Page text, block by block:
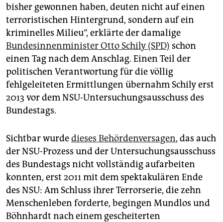
bisher gewonnen haben, deuten nicht auf einen
terroristischen Hintergrund, sondern auf ein
kriminelles Milieu“, erklärte der damalige
Bundesinnenminister Otto Schily (SPD) schon
einen Tag nach dem Anschlag. Einen Teil der
politischen Verantwortung für die völlig
fehlgeleiteten Ermittlungen übernahm Schily erst
2013 vor dem NSU-Untersuchungsausschuss des
Bundestags.
Sichtbar wurdedieses Behördenversagen, das auch
der NSU-Prozess und der Untersuchungsausschuss
des Bundestags nicht vollständig aufarbeiten
konnten, erst 2011 mit dem spektakulären Ende
des NSU: Am Schluss ihrer Terrorserie, die zehn
Menschenleben forderte, begingen Mundlos und
Böhnhardt nach einem gescheiterten